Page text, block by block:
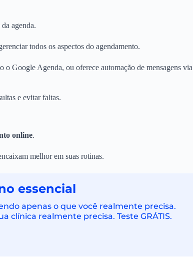
agenda.
todos os aspectos do agendamento.
o Google Agenda, ou oferece automação de mensagens via
e evitar faltas.
online.
melhor em suas rotinas.
essencial
apenas o que você realmente precisa.
clínica realmente precisa. Teste GRÁTIS.